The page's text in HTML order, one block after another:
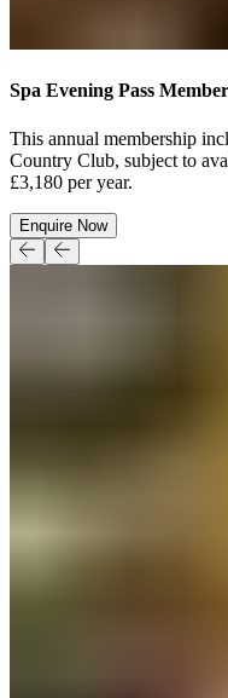
Spa Evening Pass Membership​​​​‌
This annual membership ​​​​‌ ‍ ​‍​‍‌‍ ‌ ​‍‌‍‍‌‌‍‌ ‌‍‍‌‌‍ ‍​‍​‍​ ‍‍​‍​‍‌ ​ ‌‍​‌‌‍ ‍‌‍‍‌‌ ‌​‌ ‍‌​‍ ‍‌‍‍‌‌‍ ​‍​‍​‍ ​​‍​‍‌‍‍​‌ ​‍‌‍‌‌‌‍‌‍​‍​‍​ ‍‍​‍​‍‌‍‍​‌ ‌​‌ ‌​‌ ​​‌ ​ ​ ‍‍​‍ ​‍ ‌‍ ​​‍ ‌‌‍​‌‌‍ ‍‌‍‌​​‍ ‌‌ ​‍​‍ ‌‌‍‍​‌‍ ‌ ‌​‌‍‌‌‌‍ ​‌ ​ ​‍ ‌‌ ​ ‌ ‌​‌ ‌‌‌‍‌​‌‍‍‌‌‍ ​‍ ‍‌ ‌‍‌‍‌‌‌ ​‍‌‍​ ‌‍‌‌‌‍ ​​‍ ‍‌‍​‌‌ ​​‌ ​​​‍ ‌‍‍‌‌‍ ‍‌ ‌​‌‍‌‌‌‍ ‍‌ ‌​​‍ ‌‍‌‌‌‍‌​‌‍‍‌‌ ‌​​‍ ‌‍ ‌‌‍ ‌‍‌​‌‍‌‌​ ‌‌ ​​‌ ​‍‌‍‌‌‌ ​ ‌‍‌‌‌‍ ‍‌ ‌​‌‍​‌‌ ‌​‌‍‍‌‌‍ ‌‍ ‍​ ‍ ‌‍‍‌‌‍‌​​ ‌‌‍​‍​ ‍‌​ ‍‌‌‍‌​‌‍​‌​ ‍​​ ‌‍​ ‌​​‍ ‌​ ‌​​ ‌ ‌‍‌‌​ ‌‌​‍ ‌​ ‌​​ ‌‍​ ​​​ ​ ​‍ ‌​ ‍​​ ​‌​ ‌‍​ ‌ ​‍ ‌​ ​‌​ ‌‍​ ​ ‌‍​‌‌‍‌‍​ ‍​​ ​‌‌‍​‍​ ‍‌​ ​​‌‍‌‌‌‍​ ​ ‍ ‌ ‌​‌ ‍‌‌ ​​‌‍‌‌​ ‌‌‍‍​‌‍ ‌ ‌​‌‍‌‌‌‍ ​‌‌​ ‌‍‍‌‌ ‌​‌‍‌‌‌‌​​‌‍​‌‌‍‌ ‌‍‌‌​ ‍ ‌ ​​‌‍​‌‌ ‌​‌‍‍​​ ‌‌ ​​‌‍​‌‌‍‌ ‌‍‌‌‌​​‍‌ ‌‌‌‍‍‌‌‍ ​‌‍‌​‌‍‌‌‌ ​‍​‍‌‌​ ‌‌‌​​‍‌‌ ‌‍‍ ‌‍‌‌‌ ‍‌​‍‌‌​ ​ ‌​‌​​‍‌‌​ ​ ‌​‌​​‍‌‌​ ​‍​ ​‍​ ​‌​ ‌‍​ ​ ​ ‌ ‌‍​‌​ ​ ​ ​‌​ ‌‌​ ​‍​ ‌‌‌‍‌​​ ‌​​‍‌‌​ ​‍​ ​‍​‍‌‌​ ‌‌‌​‌​​‍ ‍‌ ​ ‌‍‌‌‌‍​ ‌ ‌​‌‍‍‌‌‍ ‌‍ ‍‌ ​ ​‍‌‌​ ‌‌‌​​‍‌‌ ‌‍‍ ‌‍‌‌‌ ‍‌​‍‌‌​ ​ ‌​‌​​‍‌‌​ ​ ‌​‌​​‍‌‌​ ​‍​ ​‍​ ​‌​ ‌​​ ‍‌​ ‌​​ ‌ ​ ‌‌‌‍‌‌​ ​ ​ ​​​ ‍‌​ ‍‌‌‍‌‍​‍‌‌​ ​‍​ ​‍​‍‌‌​ ‌‌‌​‌​​‍ ‍‌‍​‍‌‍ ‌‍‌​‌ ‍‌​‍‌‌​ ‌‌‌​​‍‌‌ ‌‍‍ ‌‍‌‌‌ ‍‌​‍‌‌​ ​ ‌​‌​​‍‌‌​ ​ ‌​‌​​‍‌‌​ ​‍​ ​‍​ ‍​‌‍‌​‌‍‌‌‌‍​‍​ ‌ ​ ​​​ ​ ​ ​‍‌‍‌‍‌‍‌‍​ ​‌​ ‍‌​‍‌‌​ ​‍​ ​‍​‍‌‌​ ‌‌‌​‌​​‍ ‍‌‍​ ‌‍‍​‌‍‍‌‌‍ ​‌‍‌​‌ ​‍‌‍‌‌‌‍ ‍​‍‌‌​ ‌‌‌​​‍‌‌ ‌‍‍ ‌‍‌‌‌ ‍‌​‍‌‌​ ​ ‌​‌​​‍‌‌​ ​ ‌​‌​​‍‌‌​ ​‍​ ​‍‌‍​‍‌‍​‌‌‍‌‌‌‍‌​​ ‍‌​ ‌​​ ‍​‌‍​‍‌‍‌​‌‍​ ​ ‌‌​ ‍​​‍‌‌​ ​‍​ ​‍​‍‌‌​ ‌‌‌​‌​​‍ ‍‌ ‌​‌‍‌‌‌ ‍​‌ ‌​​ ‌‍​‍‌‍​‌‌ ​ ‌‍‌‌‌‌‌‌‌ ​‍‌‍ ​​ ‌‌‍‍​‌ ‌​‌ ‌​‌ ​​‌ ​ ​‍‌‌​ ​ ‌​​‌​‍‌‌​ ​‍‌​‌‍​‍‌‌​ ​‍‌​‌‍‌‍ ​​‍ ‌‌‍​‌‌‍ ‍‌‍‌​​‍ ‌‌ ​‍​‍ ‌‌‍‍​‌‍ ‌ ‌​‌‍‌‌‌‍ ​‌ ​ ​‍ ‌‌ ​ ‌ ‌​‌ ‌‌‌‍‌​‌‍‍‌‌‍ ​‍ ‍‌ ‌‍‌‍‌‌‌ ​‍‌‍​ ‌‍‌‌‌‍ ​​‍ ‍‌‍​‌‌ ​​‌ ​​​‍‌‍‌‍‍‌‌‍‌​​ ‌‌‍​‍​ ‍‌​ ‍‌‌‍‌​‌‍​‌​ ‍​​ ‌‍​ ‌​​‍ ‌​ ‌​​ ‌ ‌‍‌‌​ ‌‌​‍ ‌​ ‌​​ ‌‍​ ​​​ ​ ​‍ ‌​ ‍​​ ​‌​ ‌‍​ ‌ ​‍ ‌​ ​‌​ ‌‍​ ​ ‌‍​‌‌‍‌‍​ ‍​​ ​‌‌‍​‍​ ‍‌​ ​​‌‍‌‌‌‍​ ​‍‌‍‌ ‌​‌ ‍‌‌ ​​‌‍‌‌​ ‌‌‍‍​‌‍ ‌ ‌​‌‍‌‌‌‍ ​‌‌​ ‌‍‍‌‌ ‌​‌‍‌‌‌‌​​‌‍​‌‌‍‌ ‌‍‌‌​‍‌‍‌ ​​‌‍​‌‌ ‌​‌‍‍​​ ‌‌ ​​‌‍​‌‌‍‌ ‌‍‌‌‌​​‍‌ ‌‌‌‍‍‌‌‍ ​‌‍‌​‌‍‌‌‌ ​‍​‍‌‌​ ‌‌‌​​‍‌‌ ‌‍‍ ‌‍‌‌‌ ‍‌​‍‌‌​ ​ ‌​‌​​‍‌‌​ ​ ‌​‌​​‍‌‌​ ​‍​ ​‍​ ​‌​ ‌‍​ ​ ​ ‌ ‌‍​‌​ ​ ​ ​‌​ ‌‌​ ​‍​ ‌‌‌‍‌​​ ‌​​‍‌‌​ ​‍​ ​‍​‍‌‌​ ‌‌‌​‌​​‍ ‍‌ ​ ‌‍‌‌‌‍​ ‌ ‌​‌‍‍‌‌‍ ‌‍ ‍‌ ​ ​‍‌‌​ ‌‌‌​​‍‌‌ ‌‍‍ ‌‍‌‌‌ ‍‌​‍‌‌​ ​ ‌​‌​​‍‌‌​ ​ ‌​‌​​‍‌‌​ ​‍​ ​‍​ ​‌​ ‌​​ ‍‌​ ‌​​ ‌ ​ ‌‌‌‍‌‌​ ​ ​ ​​​ ‍‌​ ‍‌‌‍‌‍​‍‌‌​ ​‍​ ​‍​‍‌‌​ ‌‌‌​‌​​‍ ‍‌‍​‍‌‍ ‌‍‌​‌ ‍‌​‍‌‌​ ‌‌‌​​‍‌‌ ‌‍‍ ‌‍‌‌‌ ‍‌​‍‌‌​ ​ ‌​‌​​‍‌‌​ ​ ‌​‌​​‍‌‌​ ​‍​ ​‍​ ‍​‌‍‌​‌‍‌‌‌‍​‍​ ‌ ​ ​​​ ​ ​ ​‍‌‍‌‍‌‍‌‍​ ​‌​ ‍‌​‍‌‌​ ​‍​ ​‍​‍‌‌​ ‌‌‌​‌​​‍ ‍‌‍​ ‌‍‍​‌‍‍‌‌‍ ​‌‍‌​‌ ​‍‌‍‌‌‌‍ ‍​‍‌‌​ ‌‌‌​​‍‌‌ ‌‍‍ ‌‍‌‌‌ ‍‌​‍‌‌​ ​ ‌​‌​​‍‌‌​ ​ ‌​‌​​‍‌‌​ ​‍​ ​‍‌‍​‍‌‍​‌‌‍‌‌‌‍‌​​ ‍‌​ ‌​​ ‍​‌‍​‍‌‍‌​‌‍​ ​ ‌‌​ ‍​​‍‌‌​ ​‍​ ​‍​‍‌‌​ ‌‌‌​‌​​‍ ‍‌ ‌​‌‍‌‌‌ ‍​‌ ‌​​‍‌‍‌ ​​‌‍‌‌‌ ​‍‌ ​ ‌ ​​‌‍‌‌‌‍​ ‌ ‌​‌‍‍‌‌ ‌‍‌‍‌‌​ ‌‌ ​​‌ ‌‌‌‍​‍‌‍ ​‌‍‍‌‌ ​ ‌‍‍​‌‍‌‌‌‍‌​​‍​‍‌ ‌includes 75 evening passes
Enquire Now​​​​‌ ‍ ​‍​‍‌‍ ‌ ​‍‌‍‍‌‌‍‌ ‌‍‍‌‌‍ ‍​‍​‍​ ‍‍​‍​‍‌ ​ ‌‍​‌‌‍ ‍‌‍‍‌‌ ‌​‌ ‍‌​‍ ‍‌‍‍‌‌‍ ​‍​‍​‍ ​​‍​‍‌‍‍​‌ ​‍‌‍‌‌‌‍‌‍​‍​‍​ ‍‍​‍​‍‌‍‍​‌ ‌​‌ ‌​‌ ​​‌ ​ ​ ‍‍​‍ ​‍ ‌‍ ​​‍ ‌‌‍​‌‌‍ ‍‌‍‌​​‍ ‌‌ ​‍​‍ ‌‌‍‍​‌‍ ‌ ‌​‌‍‌‌‌‍ ​‌ ​ ​‍ ‌‌ ​ ‌ ‌​‌ ‌‌‌‍‌​‌‍‍‌‌‍ ​‍ ‍‌ ‌‍‌‍‌‌‌ ​‍‌‍​ ‌‍‌‌‌‍ ​​‍ ‍‌‍​‌‌ ​​‌ ​​​‍ ‌‍‍‌‌‍ ‍‌ ‌​‌‍‌‌‌‍ ‍‌ ‌​​‍ ‌‍‌‌‌‍‌​‌‍‍‌‌ ‌​​‍ ‌‍ ‌‌‍ ‌‍‌​‌‍‌‌​ ‌‌ ​​‌ ​‍‌‍‌‌‌ ​ ‌‍‌‌‌‍ ‍‌ ‌​‌‍​‌‌ ‌​‌‍‍‌‌‍ ‌‍ ‍​ ‍ ‌‍‍‌‌‍‌​​ ‌‌‍​‍​ ‍‌​ ‍‌‌‍‌​‌‍​‌​ ‍​​ ‌‍​ ‌​​‍ ‌​ ‌​​ ‌ ‌‍‌‌​ ‌‌​‍ ‌​ ‌​​ ‌‍​ ​​​ ​ ​‍ ‌​ ‍​​ ​‌​ ‌‍​ ‌ ​‍ ‌​ ​‌​ ‌‍​ ​ ‌‍​‌‌‍‌‍​ ‍​​ ​‌‌‍​‍​ ‍‌​ ​​‌‍‌‌‌‍​ ​ ‍ ‌ ‌​‌ ‍‌‌ ​​‌‍‌‌​ ‌‌‍‍​‌‍ ‌ ‌​‌‍‌‌‌‍ ​‌‌​ ‌‍‍‌‌ ‌​‌‍‌‌‌‌​​‌‍​‌‌‍‌ ‌‍‌‌​ ‍ ‌ ​​‌‍​‌‌ ‌​‌‍‍​​ ‌‌ ​​‌‍​‌‌‍‌ ‌‍‌‌‌​​‍‌ ‌‌‌‍‍‌‌‍ ​‌‍‌​‌‍‌‌‌ ​‍​‍‌‌​ ‌‌‌​​‍‌‌ ‌‍‍ ‌‍‌‌‌ ‍‌​‍‌‌​ ​ ‌​‌​​‍‌‌​ ​ ‌​‌​​‍‌‌​ ​‍​ ​‍‌‍‌‌​ ​​‌‍​‌‌‍‌‌​ ‌‌‌‍‌‍​ ​‍‌‍​ ‌‍‌‌‌‍‌‌​ ‌‌​ ‍​​‍‌‌​ ​‍​ ​‍​‍‌‌​ ‌‌‌​‌​​‍ ‍‌‍​ ‌‍ ‌‍ ‍‌ ‌​‌‍‌‌‌‍ ‍‌ ‌​​‍‌‌​ ‌‌‌​​‍‌‌ ‌‍‍ ‌‍‌‌‌ ‍‌​‍‌‌​ ​ ‌​‌​​‍‌‌​ ​ ‌​‌​​‍‌‌​ ​‍​ ​‍​ ‌​​ ‌ ‌‍​‍​ ​‍​ ‍‌‌‍​ ‌‍​‍‌‍‌‌​ ‌‍​ ‌‍‌‍‌‍​ ‌​​‍‌‌​ ​‍​ ​‍​‍‌‌​ ‌‌‌​‌​​‍ ‍‌ ​​‌ ​‍‌‍‍‌‌‍ ‌‌‍​‌‌ ​‍‌ ‍‌‌​​ ‌ ‌​‌‍​‌​‍ ‍‌‍ ​‌‍​‌‌‍​‍‌‍‌‌‌‍ ​​ ‌‍​‍‌‍​‌‌ ​ ‌‍‌‌‌‌‌‌‌ ​‍‌‍ ​​ ‌‌‍‍​‌ ‌​‌ ‌​‌ ​​‌ ​ ​‍‌‌​ ​ ‌​​‌​‍‌‌​ ​‍‌​‌‍​‍‌‌​ ​‍‌​‌‍‌‍ ​​‍ ‌‌‍​‌‌‍ ‍‌‍‌​​‍ ‌‌ ​‍​‍ ‌‌‍‍​‌‍ ‌ ‌​‌‍‌‌‌‍ ​‌ ​ ​‍ ‌‌ ​ ‌ ‌​‌ ‌‌‌‍‌​‌‍‍‌‌‍ ​‍ ‍‌ ‌‍‌‍‌‌‌ ​‍‌‍​ ‌‍‌‌‌‍ ​​‍ ‍‌‍​‌‌ ​​‌ ​​​‍‌‍‌‍‍‌‌‍‌​​ ‌‌‍​‍​ ‍‌​ ‍‌‌‍‌​‌‍​‌​ ‍​​ ‌‍​ ‌​​‍ ‌​ ‌​​ ‌ ‌‍‌‌​ ‌‌​‍ ‌​ ‌​​ ‌‍​ ​​​ ​ ​‍ ‌​ ‍​​ ​‌​ ‌‍​ ‌ ​‍ ‌​ ​‌​ ‌‍​ ​ ‌‍​‌‌‍‌‍​ ‍​​ ​‌‌‍​‍​ ‍‌​ ​​‌‍‌‌‌‍​ ​‍‌‍‌ ‌​‌ ‍‌‌ ​​‌‍‌‌​ ‌‌‍‍​‌‍ ‌ ‌​‌‍‌‌‌‍ ​‌‌​ ‌‍‍‌‌ ‌​‌‍‌‌‌‌​​‌‍​‌‌‍‌ ‌‍‌‌​‍‌‍‌ ​​‌‍​‌‌ ‌​‌‍‍​​ ‌‌ ​​‌‍​‌‌‍‌ ‌‍‌‌‌​​‍‌ ‌‌‌‍‍‌‌‍ ​‌‍‌​‌‍‌‌‌ ​‍​‍‌‌​ ‌‌‌​​‍‌‌ ‌‍‍ ‌‍‌‌‌ ‍‌​‍‌‌​ ​ ‌​‌​​‍‌‌​ ​ ‌​‌​​‍‌‌​ ​‍​ ​‍‌‍‌‌​ ​​‌‍​‌‌‍‌‌​ ‌‌‌‍‌‍​ ​‍‌‍​ ‌‍‌‌‌‍‌‌​ ‌‌​ ‍​​‍‌‌​ ​‍​ ​‍​‍‌‌​ ‌‌‌​‌​​‍ ‍‌‍​ ‌‍ ‌‍ ‍‌ ‌​‌‍‌‌‌‍ ‍‌ ‌​​‍‌‌​ ‌‌‌​​‍‌‌ ‌‍‍ ‌‍‌‌‌ ‍‌​‍‌‌​ ​ ‌​‌​​‍‌‌​ ​ ‌​‌​​‍‌‌​ ​‍​ ​‍​ ‌​​ ‌ ‌‍​‍​ ​‍​ ‍‌‌‍​ ‌‍​‍‌‍‌‌​ ‌‍​ ‌‍‌‍‌‍​ ‌​​‍‌‌​ ​‍​ ​‍​‍‌‌​ ‌‌‌​‌​​‍ ‍‌ ​​‌ ​‍‌‍‍‌‌‍ ‌‌‍​‌‌ ​‍‌ ‍‌‌​​ ‌ ‌​‌‍​‌​‍ ‍‌‍ ​‌‍​‌‌‍​‍‌‍‌‌‌‍ ​​‍‌‍‌ ​​‌‍‌‌‌ ​‍‌ ​ ‌ ​​‌‍‌‌‌‍​ ‌ ‌​‌‍‍‌‌ ‌‍‌‍‌‌​ ‌‌ ​​‌ ‌‌‌‍​‍‌‍ ​‌‍‍‌‌ ​ ‌‍‍​‌‍‌‌‌‍‌​​‍​‍‌ ‌